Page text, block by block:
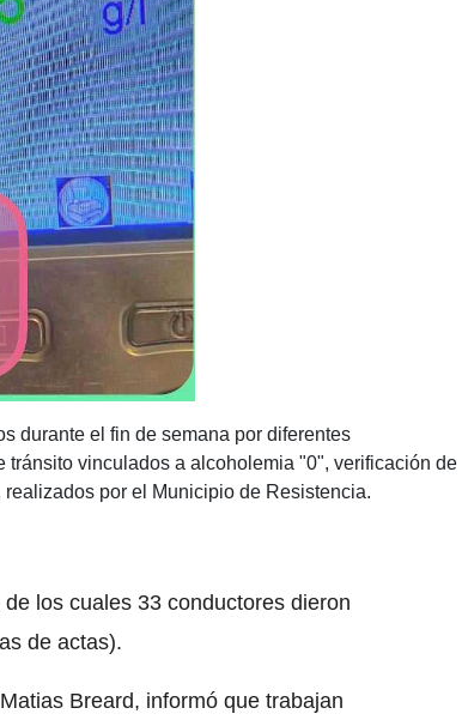
durante el fin de semana por diferentes
vinculados a alcoholemia "0", verificación de
por el Municipio de Resistencia.
los cuales 33 conductores dieron
de actas).
Breard, informó que trabajan